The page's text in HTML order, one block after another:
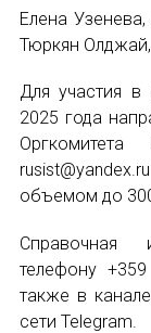
Год
Форум
+7
Елена
Тюркян
Для участия
2025 года
Оргкомитета
rusist@yandex.ru
объемом до
Справочная
телефону
также в
сети Telegram.